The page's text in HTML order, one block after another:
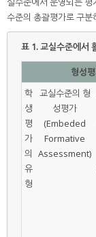
수준의 총괄평가로 구분
표 1.교실수준에서
형성
학
생
평
가
의
유
형
교실수준의 형
성평가
(Embeded
Formative
Assessment)